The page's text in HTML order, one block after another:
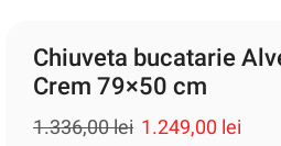
Chiuveta bucatarie
Crem 79×50 cm
1.336,00lei 1.249,00 lei